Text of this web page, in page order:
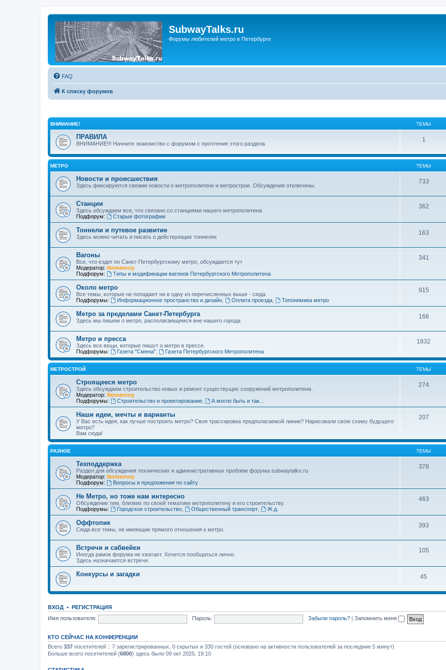
SubwayTalks.ru
Форумы любителей метро в Петербурге
FAQ
К списку форумов
ВНИМАНИЕ! ТЕМЫ
ПРАВИЛА
ВНИМАНИЕ!!! Начните знакомство с форумом с прочтения этого раздела
1
МЕТРО ТЕМЫ
Новости и происшествия
Здесь фиксируются свежие новости о метрополитене и метрострое. Обсуждения отключены.
733
Станции
Здесь обсуждаем все, что связано со станциями нашего метрополитена
Подфорум:
Старые фотографии
362
Тоннели и путевое развитие
Здесь можно читать и писать о действующих тоннелях
163
Вагоны
Все, что ездит по Санкт-Петербургскому метро, обсуждается тут
Модератор: Nomernoy
Подфорум:
Типы и модификации вагонов Петербургского Метрополитена
341
Около метро
Все темы, которые не попадают ни в одну из перечисленных выше - сюда.
Подфорумы:
Информационное пространство и дизайн, Оплата проезда, Топонимика метро
915
Метро за пределами Санкт-Петербурга
Здесь мы пишем о метро, располагающемся вне нашего города
166
Метро и пресса
Здесь все вещи, которые пишут о метро в прессе.
Подфорумы:
Газета "Смена", Газета Петербургского Метрополитена
1832
МЕТРОСТРОЙ ТЕМЫ
Строящееся метро
Здесь обсуждаем строительство новых и ремонт существущих сооружений метрополитена .
Модератор: Nomernoy
Подфорумы:
Строительство и проектирование, А могло быть и так...
274
Наши идеи, мечты и варианты
У Вас есть идея, как лучше построить метро? Своя трассировка предполагаемой линии? Нарисовали свою схему будущего
метро?
Вам сюда!
207
РАЗНОЕ ТЕМЫ
Техподдержка
Раздел для обсуждения технических и административных проблем форума subwaytalks.ru
Модератор: Nomernoy
Подфорум:
Вопросы и предложения по сайту
378
Не Метро, но тоже нам интересно
Обсуждение тем, близких по своей тематике метрополитену и его строительству.
Подфорумы:
Городское строительство, Общественный транспорт, Ж.д.
463
Оффтопик
Сюда все темы, не имеющие прямого отношения к метро.
393
Встречи и сабвейки
Иногда рамок форума не хватает. Хочется пообщаться лично.
Здесь назначаются встречи.
105
Конкурсы и загадки 45
ВХОД • РЕГИСТРАЦИЯ
Имя пользователя:
Пароль: Забыли пароль? Запомнить меня
КТО СЕЙЧАС НА КОНФЕРЕНЦИИ
Всего 337 посетителей :: 7 зарегистрированных, 0 скрытых и 330 гостей (основано на активности пользователей за последние 5 минут)
Больше всего посетителей (6800) здесь было 09 окт 2025, 19:10